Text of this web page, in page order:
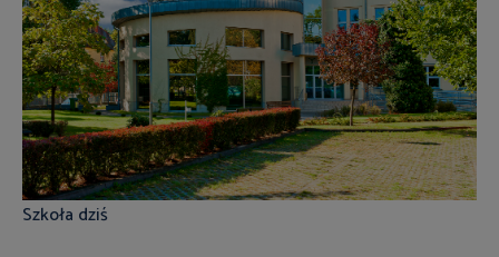
Szkoła dziś